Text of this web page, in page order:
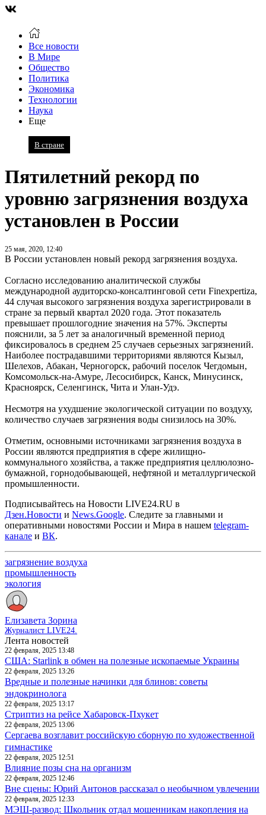
Все новости
В Мире
Общество
Политика
Экономика
Технологии
Наука
Еще
В стране
Пятилетний рекорд по
уровню загрязнения воздуха
установлен в России
25 мая, 2020, 12:40
В России установлен новый рекорд загрязнения воздуха.
Согласно исследованию аналитической службы
международной аудиторско-консалтинговой сети Finexpertiza,
44 случая высокого загрязнения воздуха зарегистрировали в
стране за первый квартал 2020 года. Этот показатель
превышает прошлогодние значения на 57%. Эксперты
пояснили, за 5 лет за аналогичный временной период
фиксировалось в среднем 25 случаев серьезных загрязнений.
Наиболее пострадавшими территориями являются Кызыл,
Шелехов, Абакан, Черногорск, рабочий поселок Чегдомын,
Комсомольск-на-Амуре, Лесосибирск, Канск, Минусинск,
Красноярск, Селенгинск, Чита и Улан-Удэ.
Несмотря на ухудшение экологической ситуации по воздуху,
количество случаев загрязнения воды снизилось на 30%.
Отметим, основными источниками загрязнения воздуха в
России являются предприятия в сфере жилищно-
коммунального хозяйства, а также предприятия целлюлозно-
бумажной, горнодобывающей, нефтяной и металлургической
промышленности.
Подписывайтесь на Новости LIVE24.RU в
Дзен.Новости и News.Google. Следите за главными и
оперативными новостями России и Мира в нашем telegram-
канале и ВК.
загрязнение воздуха
промышленность
экология
Елизавета Зорина
Журналист LIVE24.
Лента новостей
22 февраля, 2025 13:48
США: Starlink в обмен на полезные ископаемые Украины
22 февраля, 2025 13:26
Вредные и полезные начинки для блинов: советы
эндокринолога
22 февраля, 2025 13:17
Стриптиз на рейсе Хабаровск-Пхукет
22 февраля, 2025 13:06
Сергаева возглавит российскую сборную по художественной
гимнастике
22 февраля, 2025 12:51
Влияние позы сна на организм
22 февраля, 2025 12:46
Вне сцены: Юрий Антонов рассказал о необычном увлечении
22 февраля, 2025 12:33
МЭШ-развод: Школьник отдал мошенникам накопления на